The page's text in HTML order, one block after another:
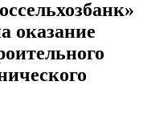
оказание